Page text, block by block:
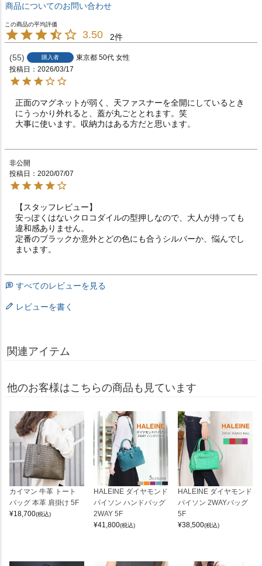
商品についてのお問い合わせ
3.50 2
55 購入者 東京都 50代 女性
投稿日
2026/03/17
正面のマグネットが弱く、天ファスナーを全開にしているとき
にうっかり外れると、蓋が丸ごととれます。笑
大事に使います。収納力はある方だと思います。
非公開
投稿日
2020/07/07
【スタッフレビュー】
安っぽくはないクロコダイルの型押しなので、大人が持っても
違和感ありません。
定番のブラックか意外とどの色にも合うシルバーか、悩んでし
まいます。
すべてのレビューを見る
レビューを書く
関連アイテム
他のお客様はこちらの商品も見ています
カイマン 牛革 トート
バッグ 本革 肩掛け 5F
¥18,700(税込)
HALEINE ダイヤモンド
パイソン ハンドバッグ
2WAY 5F
¥41,800(税込)
HALEINE ダイヤモンド
パイソン 2WAYバッグ
5F
¥38,500(税込)